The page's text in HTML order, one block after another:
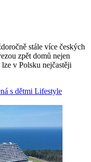
stále více českých
zpět domů nejen
v Polsku nejčastěji
s dětmi Lifestyle